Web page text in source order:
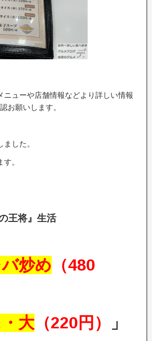
ニューや店舗情報などより詳しい情報
お願いします。
した。
。
王将』生活
炒め （480
大 （220円） 」